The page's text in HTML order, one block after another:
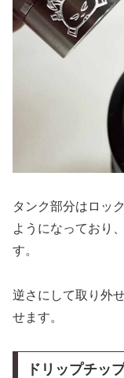
タンク部分はロッ
ようになっており
す。
逆さにして取り外
せます。
ドリップチッ